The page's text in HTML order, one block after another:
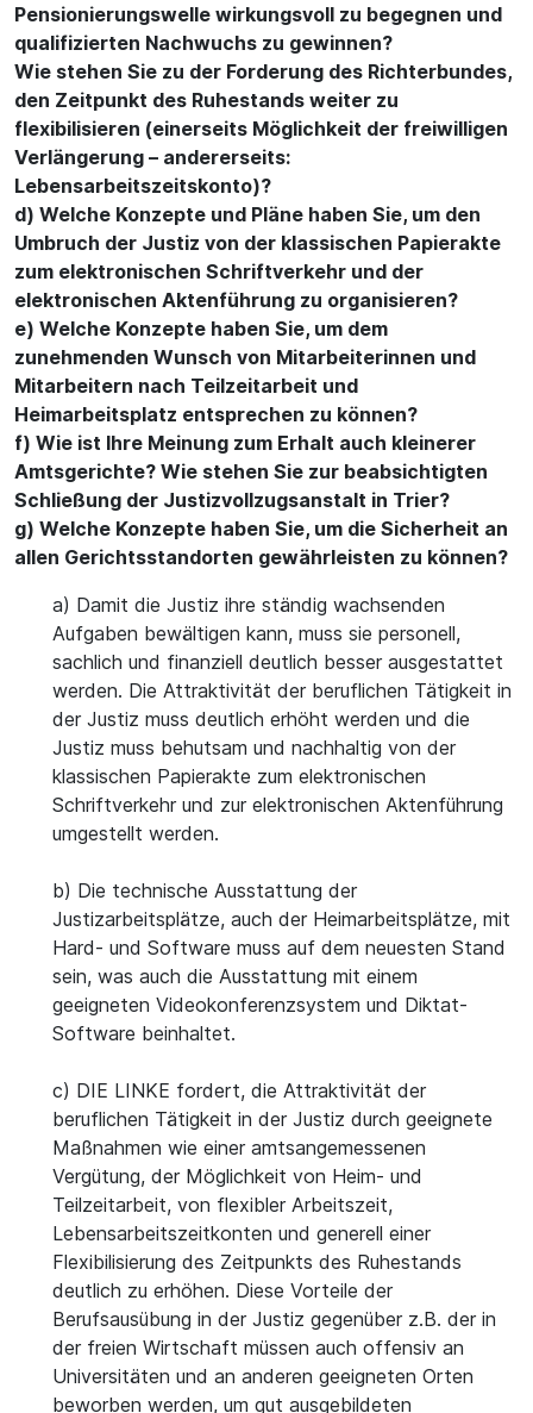
Pensionierungswelle wirkungsvoll zu begegnen und
qualifizierten Nachwuchs zu gewinnen?
Wie stehen Sie zu der Forderung des Richterbundes,
den Zeitpunkt des Ruhestands weiter zu
flexibilisieren (einerseits Möglichkeit der freiwilligen
Verlängerung – andererseits:
Lebensarbeitszeitskonto)?
d) Welche Konzepte und Pläne haben Sie, um den
Umbruch der Justiz von der klassischen Papierakte
zum elektronischen Schriftverkehr und der
elektronischen Aktenführung zu organisieren?
e) Welche Konzepte haben Sie, um dem
zunehmenden Wunsch von Mitarbeiterinnen und
Mitarbeitern nach Teilzeitarbeit und
Heimarbeitsplatz entsprechen zu können?
f) Wie ist Ihre Meinung zum Erhalt auch kleinerer
Amtsgerichte? Wie stehen Sie zur beabsichtigten
Schließung der Justizvollzugsanstalt in Trier?
g) Welche Konzepte haben Sie, um die Sicherheit an
allen Gerichtsstandorten gewährleisten zu können?
a) Damit die Justiz ihre ständig wachsenden
Aufgaben bewältigen kann, muss sie personell,
sachlich und finanziell deutlich besser ausgestattet
werden. Die Attraktivität der beruflichen Tätigkeit in
der Justiz muss deutlich erhöht werden und die
Justiz muss behutsam und nachhaltig von der
klassischen Papierakte zum elektronischen
Schriftverkehr und zur elektronischen Aktenführung
umgestellt werden.
b) Die technische Ausstattung der
Justizarbeitsplätze, auch der Heimarbeitsplätze, mit
Hard- und Software muss auf dem neuesten Stand
sein, was auch die Ausstattung mit einem
geeigneten Videokonferenzsystem und Diktat-
Software beinhaltet.
c) DIE LINKE fordert, die Attraktivität der
beruflichen Tätigkeit in der Justiz durch geeignete
Maßnahmen wie einer amtsangemessenen
Vergütung, der Möglichkeit von Heim- und
Teilzeitarbeit, von flexibler Arbeitszeit,
Lebensarbeitszeitkonten und generell einer
Flexibilisierung des Zeitpunkts des Ruhestands
deutlich zu erhöhen. Diese Vorteile der
Berufsausübung in der Justiz gegenüber z.B. der in
der freien Wirtschaft müssen auch offensiv an
Universitäten und an anderen geeigneten Orten
beworben werden, um gut ausgebildeten